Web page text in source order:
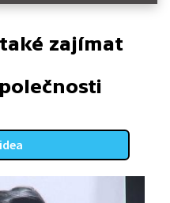
zajímat